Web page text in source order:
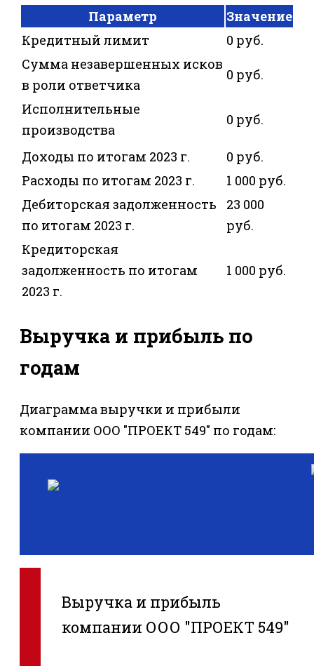
Параметр
Значение
Кредитный лимит
0 руб.
Сумма незавершенных исков
в роли ответчика
0 руб.
Исполнительные
производства
0 руб.
Доходы по итогам 2023 г.
0 руб.
Расходы по итогам 2023 г.
1 000 руб.
Дебиторская задолженность
по итогам 2023 г.
23 000
руб.
Кредиторская
задолженность по итогам
2023 г.
1 000 руб.
Выручка и прибыль по
годам
Диаграмма выручки и прибыли
компании ООО "ПРОЕКТ 549" по годам:
Выручка и прибыль
компании ООО "ПРОЕКТ 549"